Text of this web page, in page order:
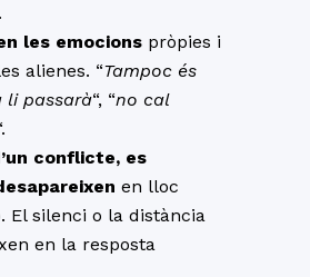
les emocions pròpies i
alienes. “Tampoc és
li passarà“, “no cal
conflicte, es
en lloc
El silenci o la distància
en la resposta